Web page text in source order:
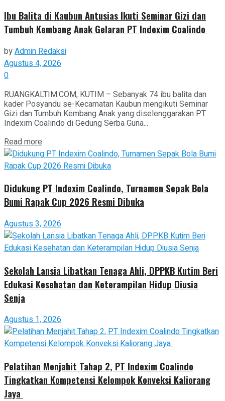
Ibu Balita di Kaubun Antusias Ikuti Seminar Gizi dan
Tumbuh Kembang Anak Gelaran PT Indexim Coalindo
byAdmin Redaksi
Agustus 4, 2026
0
RUANGKALTIM.COM, KUTIM – Sebanyak 74 ibu balita dan
kader Posyandu se-Kecamatan Kaubun mengikuti Seminar
Gizi dan Tumbuh Kembang Anak yang diselenggarakan PT
Indexim Coalindo di Gedung Serba Guna...
Read more
Didukung PT Indexim Coalindo, Turnamen Sepak Bola
Bumi Rapak Cup 2026 Resmi Dibuka
Agustus 3, 2026
Sekolah Lansia Libatkan Tenaga Ahli, DPPKB Kutim Beri
Edukasi Kesehatan dan Keterampilan Hidup Diusia
Senja
Agustus 1, 2026
Pelatihan Menjahit Tahap 2, PT Indexim Coalindo
Tingkatkan Kompetensi Kelompok Konveksi Kaliorang
Jaya